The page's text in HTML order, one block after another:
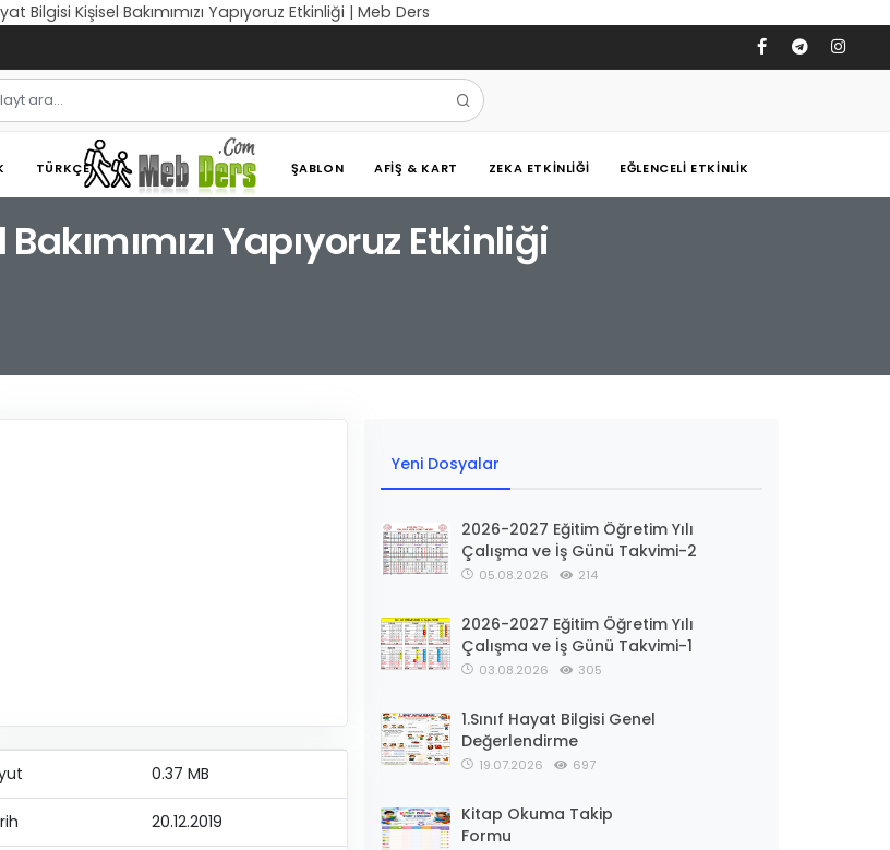
Bilgisi Kişisel Bakımımızı Yapıyoruz Etkinliği | Meb Ders
TÜRKÇE ŞABLON AFIŞ & KART ZEKA ETKINLIĞI EĞLENCELI ETKINLIK
Yapıyoruz Etkinliği
0.37 MB
20.12.2019
Yeni Dosyalar
2026-2027 Eğitim Öğretim Yılı
Çalışma ve İş Günü Takvimi-2
05.08.2026 214
2026-2027 Eğitim Öğretim Yılı
Çalışma ve İş Günü Takvimi-1
03.08.2026 305
1.Sınıf Hayat Bilgisi Genel
Değerlendirme
19.07.2026 697
Kitap Okuma Takip
Formu